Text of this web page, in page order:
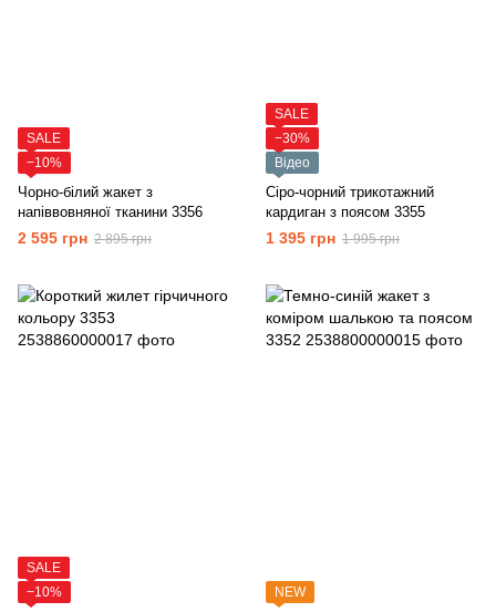
SALE
−10%
Чорно-білий жакет з
напіввовняної тканини 3356
2 595 грн 2 895 грн
SALE
−30%
Відео
Сіро-чорний трикотажний
кардиган з поясом 3355
1 395 грн 1 995 грн
SALE
−10%
NEW